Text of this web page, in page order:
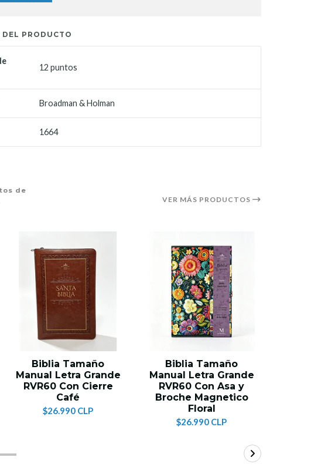
DEL PRODUCTO
12 puntos
Broadman & Holman
1664
de
VER MÁS PRODUCTOS
Biblia Tamaño
Manual Letra Grande
RVR60 Con Cierre
Café
$26.990 CLP
Biblia Tamaño
Manual Letra Grande
RVR60 Con Asa y
Broche Magnetico
Floral
$26.990 CLP